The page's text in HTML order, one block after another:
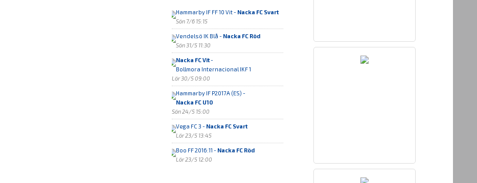
Hammarby IF FF 10 Vit - Nacka FC Svart
Sön 7/6 15:15
Vendelsö IK Blå - Nacka FC Röd
Sön 31/5 11:30
Nacka FC Vit-
Bollmora Internacional IKF 1
Lör 30/5 09:00
Hammarby IF P2017A (ES) -
Nacka FC U10
Sön 24/5 15:00
Vega FC 3 - Nacka FC Svart
Lör 23/5 13:45
Boo FF 2016:11 - Nacka FC Röd
Lör 23/5 12:00